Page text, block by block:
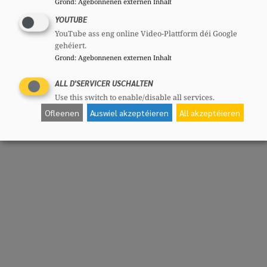
YOUTUBE
YouTube ass eng online Video-Plattform déi Google
gehéiert.
Grond: Agebonnenen externen Inhalt
ALL D'SERVICER USCHALTEN
Use this switch to enable/disable all services.
Ofleenen Auswiel akzeptéieren All akzeptéieren